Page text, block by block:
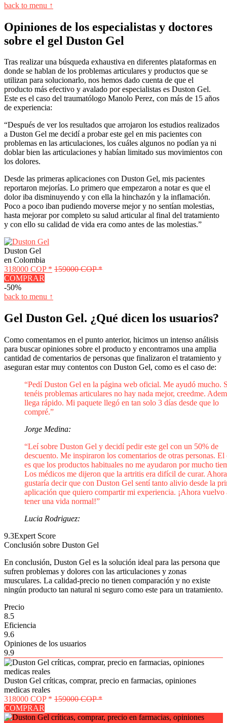
back to menu ↑
Opiniones de los especialistas y doctores
sobre el gel Duston Gel
Tras realizar una búsqueda exhaustiva en diferentes plataformas en
donde se hablan de los problemas articulares y productos que se
utilizan para solucionarlo, nos hemos dado cuenta de que el
producto más efectivo y avalado por especialistas es Duston Gel.
Este es el caso del traumatólogo Manolo Perez, con más de 15 años
de experiencia:
“Después de ver los resultados que arrojaron los estudios realizados
a Duston Gel me decidí a probar este gel en mis pacientes con
problemas en las articulaciones, los cuáles algunos no podían ya ni
doblar bien las articulaciones y habían limitado sus movimientos con
los dolores.
Desde las primeras aplicaciones con Duston Gel, mis pacientes
reportaron mejorías. Lo primero que empezaron a notar es que el
dolor iba disminuyendo y con ella la hinchazón y la inflamación.
Poco a poco iban pudiendo moverse mejor y no sentían molestias,
hasta mejorar por completo su salud articular al final del tratamiento
y con ello su calidad de vida era como antes de las molestias.”
Duston Gel
en Colombia
318000 COP * 159000 COP *
COMPRAR
-50%
back to menu ↑
Gel Duston Gel. ¿Qué dicen los usuarios?
Como comentamos en el punto anterior, hicimos un intenso análisis
para buscar opiniones sobre el producto y encontramos una amplia
cantidad de comentarios de personas que finalizaron el tratamiento y
aseguran estar muy contentos con Duston Gel, como es el caso de:
“Pedí Duston Gel en la página web oficial. Me ayudó mucho.
tenéis problemas articulares no hay nada mejor, creedme.
llega rápido. Mi paquete llegó en tan solo 3 días desde que lo
compré.”
Jorge Medina:
“Leí sobre Duston Gel y decidí pedir este gel con un 50% de
descuento. Me inspiraron los comentarios de otras personas. El
es que los productos habituales no me ayudaron por mucho
Los médicos me dijeron que la artritis era difícil de curar.
gustaría decir que con Duston Gel sentí tanto alivio desde la
aplicación que quiero compartir mi experiencia. ¡Ahora vuelvo
tener una vida normal!”
Lucia Rodriguez:
9.3Expert Score
Conclusión sobre Duston Gel
En conclusión, Duston Gel es la solución ideal para las persona que
sufren problemas y dolores con las articulaciones y zonas
musculares. La calidad-precio no tienen comparación y no existe
ningún producto tan natural ni seguro como este para un tratamiento.
Precio
8.5
Eficiencia
9.6
Opiniones de los usuarios
9.9
Duston Gel críticas, comprar, precio en farmacias, opiniones
medicas reales
318000 COP * 159000 COP *
COMPRAR